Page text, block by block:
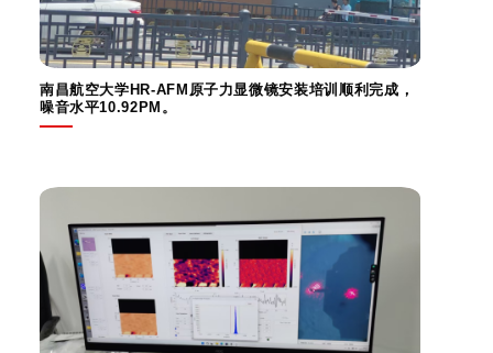
南昌航空大学HR-AFM原子力显微镜安装培训顺利完成，
噪音水平10.92PM。